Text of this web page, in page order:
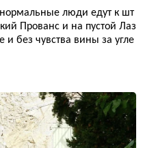
люди едут к шт
Прованс и на пустой Лаз
без чувства вины за угле